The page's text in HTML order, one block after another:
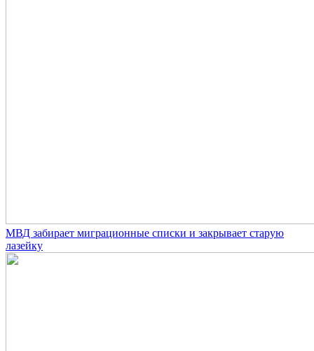
МВД забирает миграционные списки и закрывает старую
лазейку